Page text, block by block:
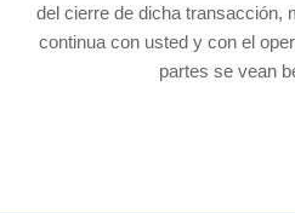
del cierre de dicha transacción,
continua con usted y con el
partes se vean